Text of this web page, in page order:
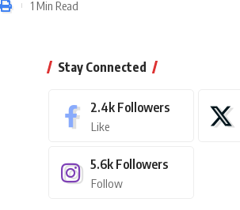
1 Min Read
Stay Connected
2.4k Followers
Like
5.6k Followers
Follow